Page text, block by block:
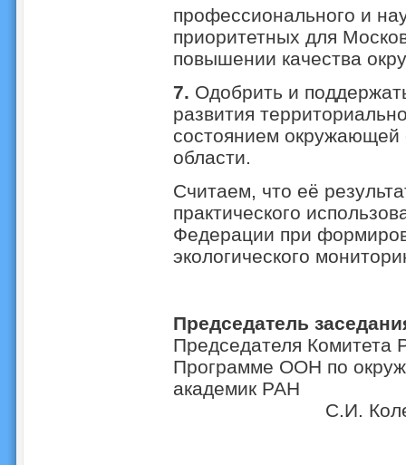
профессионального и
приоритетных для
повышении качества
7. Одобрить и
развития
состоянием окружающей
области.
Считаем, что её
практического
Федерации при
экологического
Председатель
Председателя Комитета
Программе ООН по
С.И.